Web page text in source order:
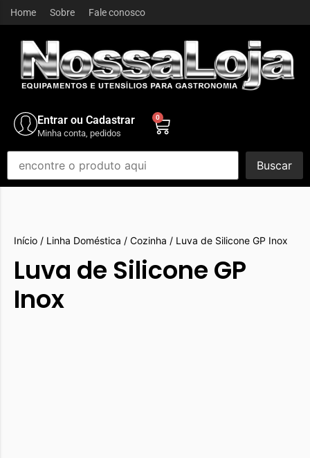
Home Sobre Fale conosco
Buscar
Entrar ou Cadastrar
Minha conta, pedidos
0
Início / Linha Doméstica / Cozinha / Luva de Silicone GP Inox
Luva de Silicone GP
Inox